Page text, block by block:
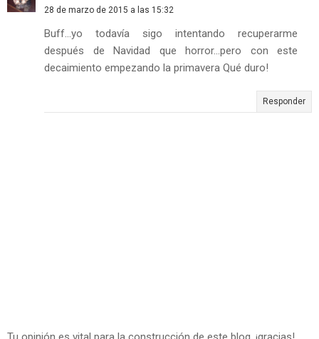
28 de marzo de 2015 a las 15:32
Buff...yo todavía sigo intentando recuperarme
después de Navidad que horror...pero con este
decaimiento empezando la primavera Qué duro!
Responder